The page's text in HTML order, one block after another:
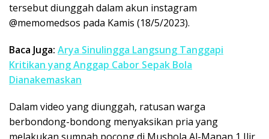
tersebut diunggah dalam akun instagram
@memomedsos pada Kamis (18/5/2023).
Baca Juga: Arya Sinulingga Langsung Tanggapi
Kritikan yang Anggap Cabor Sepak Bola
Dianakemaskan
Dalam video yang diunggah, ratusan warga
berbondong-bondong menyaksikan pria yang
melakukan sumpah pocong di Mushola Al-Manan 1 Ilir,